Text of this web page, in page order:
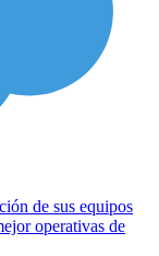
de sus equipos
operativas de